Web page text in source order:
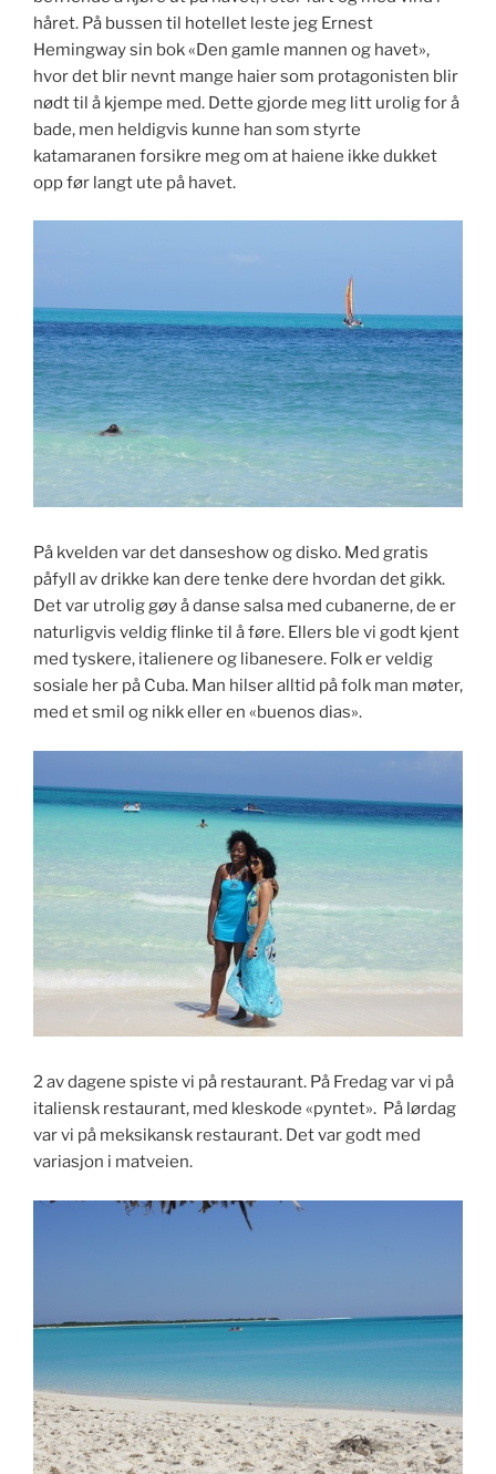
håret. På bussen til hotellet leste jeg Ernest
Hemingway sin bok «Den gamle mannen og havet»,
hvor det blir nevnt mange haier som protagonisten blir
nødt til å kjempe med. Dette gjorde meg litt urolig for å
bade, men heldigvis kunne han som styrte
katamaranen forsikre meg om at haiene ikke dukket
opp før langt ute på havet.
På kvelden var det danseshow og disko. Med gratis
påfyll av drikke kan dere tenke dere hvordan det gikk.
Det var utrolig gøy å danse salsa med cubanerne, de er
naturligvis veldig flinke til å føre. Ellers ble vi godt kjent
med tyskere, italienere og libanesere. Folk er veldig
sosiale her på Cuba. Man hilser alltid på folk man møter,
med et smil og nikk eller en «buenos dias».
2 av dagene spiste vi på restaurant. På Fredag var vi på
italiensk restaurant, med kleskode «pyntet». På lørdag
var vi på meksikansk restaurant. Det var godt med
variasjon i matveien.